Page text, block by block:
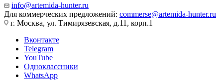
info@artemida-hunter.ru
Для коммерческих предложений: commerse@artemida-hunter.ru
г. Москва, ул. Тимирязевская, д.11, корп.1
Вконтакте
Telegram
YouTube
Одноклассники
WhatsApp